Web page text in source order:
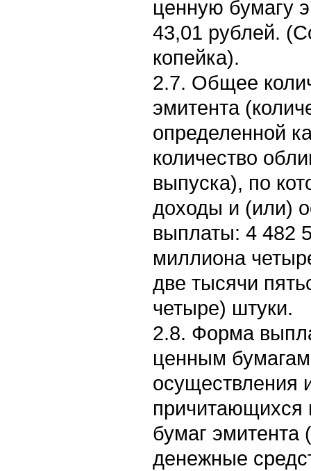
ценную бумагу
43,01 рублей.
копейка).
2.7. Общее
эмитента
определенной
количество
выпуска), по
доходы и (или)
выплаты: 4 482
миллиона
две тысячи
четыре) штуки.
2.8. Форма
ценным
осуществления
причитающихся
бумаг эмитента
денежные